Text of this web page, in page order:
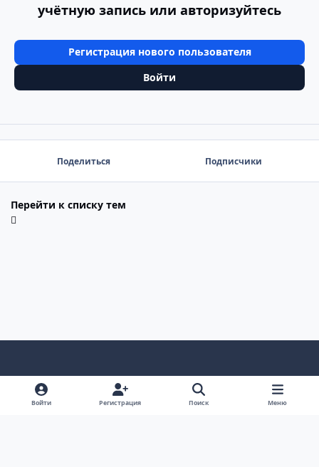
учётную запись или авторизуйтесь
Регистрация нового пользователя
Войти
Поделиться Подписчики
Перейти к списку тем
Светлый режим
Темный режимСистемные предпочтения
Войти Регистрация Поиск Меню